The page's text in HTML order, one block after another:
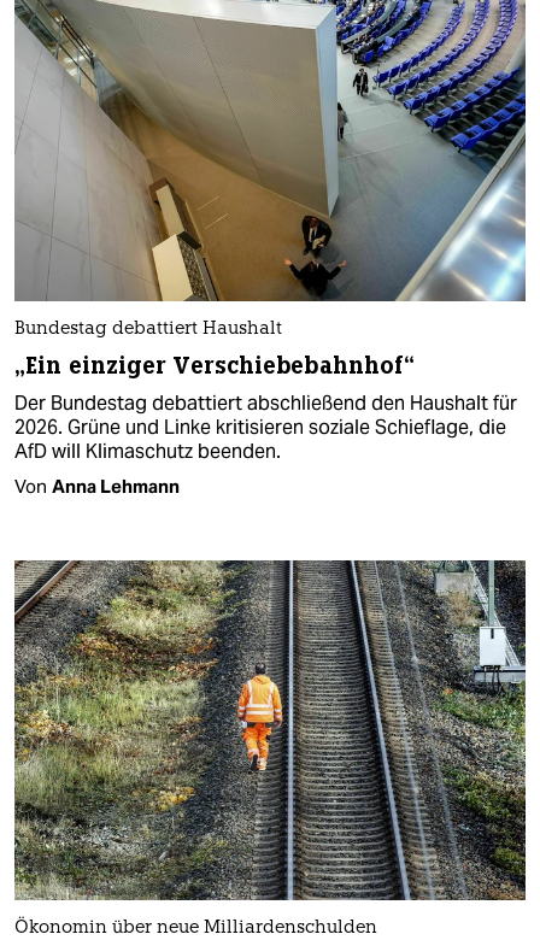
Bundestag debattiert Haushalt
„Ein einziger Verschiebebahnhof“
Der Bundestag debattiert abschließend den Haushalt für
2026. Grüne und Linke kritisieren soziale Schieflage, die
AfD will Klimaschutz beenden.
Von Anna Lehmann
Ökonomin über neue Milliardenschulden